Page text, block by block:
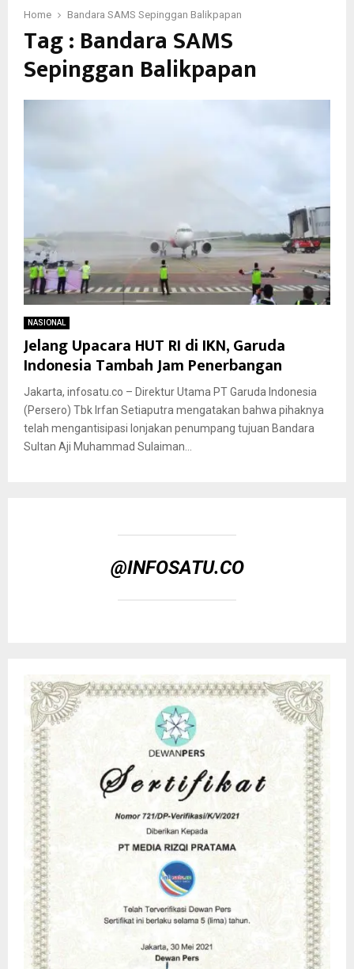
Home Bandara SAMS Sepinggan Balikpapan
Tag : Bandara SAMS
Sepinggan Balikpapan
NASIONAL
Jelang Upacara HUT RI di IKN, Garuda
Indonesia Tambah Jam Penerbangan
Jakarta, infosatu.co – Direktur Utama PT Garuda Indonesia
(Persero) Tbk Irfan Setiaputra mengatakan bahwa pihaknya
telah mengantisipasi lonjakan penumpang tujuan Bandara
Sultan Aji Muhammad Sulaiman...
@INFOSATU.CO